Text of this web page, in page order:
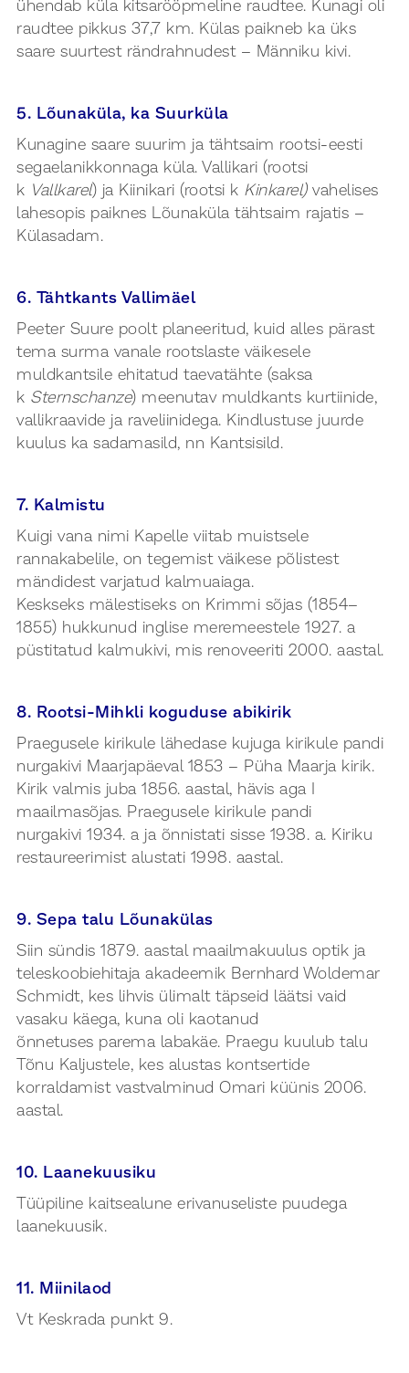
ühendab küla kitsarööpmeline raudtee. Kunagi oli
raudtee pikkus 37,7 km. Külas paikneb ka üks
saare suurtest rändrahnudest – Männiku kivi.
5. Lõunaküla, ka Suurküla
Kunagine saare suurim ja tähtsaim rootsi-eesti
segaelanikkonnaga küla. Vallikari (rootsi
k Vallkarel) ja Kiinikari (rootsi k Kinkarel) vahelises
lahesopis paiknes Lõunaküla tähtsaim rajatis –
Külasadam.
6. Tähtkants Vallimäel
Peeter Suure poolt planeeritud, kuid alles pärast
tema surma vanale rootslaste väikesele
muldkantsile ehitatud taevatähte (saksa
k Sternschanze) meenutav muldkants kurtiinide,
vallikraavide ja raveliinidega. Kindlustuse juurde
kuulus ka sadamasild, nn Kantsisild.
7. Kalmistu
Kuigi vana nimi Kapelle viitab muistsele
rannakabelile, on tegemist väikese põlistest
mändidest varjatud kalmuaiaga.
Keskseks mälestiseks on Krimmi sõjas (1854–
1855) hukkunud inglise meremeestele 1927. a
püstitatud kalmukivi, mis renoveeriti 2000. aastal.
8. Rootsi-Mihkli koguduse abikirik
Praegusele kirikule lähedase kujuga kirikule pandi
nurgakivi Maarjapäeval 1853 – Püha Maarja kirik.
Kirik valmis juba 1856. aastal, hävis aga I
maailmasõjas. Praegusele kirikule pandi
nurgakivi 1934. a ja õnnistati sisse 1938. a. Kiriku
restaureerimist alustati 1998. aastal.
9. Sepa talu Lõunakülas
Siin sündis 1879. aastal maailmakuulus optik ja
teleskoobiehitaja akadeemik Bernhard Woldemar
Schmidt, kes lihvis ülimalt täpseid läätsi vaid
vasaku käega, kuna oli kaotanud
õnnetuses parema labakäe. Praegu kuulub talu
Tõnu Kaljustele, kes alustas kontsertide
korraldamist vastvalminud Omari küünis 2006.
aastal.
10. Laanekuusiku
Tüüpiline kaitsealune erivanuseliste puudega
laanekuusik.
11. Miinilaod
Vt Keskrada punkt 9.